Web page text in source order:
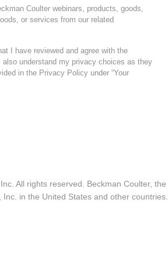
Coulter webinars, products, goods,
or services from our related
I have reviewed and agree with the
I also understand my privacy choices as they
in the Privacy Policy under “Your
All rights reserved. Beckman Coulter,
in the United States and other